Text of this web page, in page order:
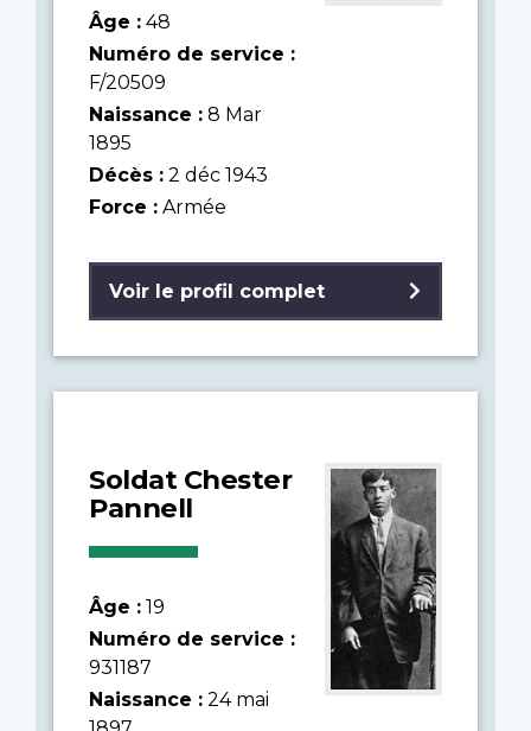
Âge : 48
Numéro de service :
F/20509
Naissance : 8 Mar
1895
Décès : 2 déc 1943
Force : Armée
Voir le profil complet
Soldat Chester
Pannell
Âge : 19
Numéro de service :
931187
Naissance : 24 mai